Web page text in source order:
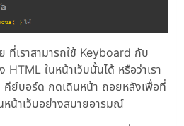
ที่เราสามารถใช้ Keyboard กับ
ในหน้าเว็บนั้นได้ หรือว่าเรา
คีย์บอร์ด กดเดินหน้า ถอยหลังเพื่อที่
หน้าเว็บอย่างสบายอารมณ์